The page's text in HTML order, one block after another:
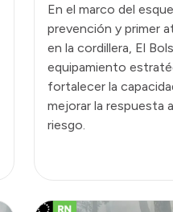
En el marco del
prevención y primer
en la cordillera, El
equipamiento
fortalecer la
mejorar la respuesta
riesgo.